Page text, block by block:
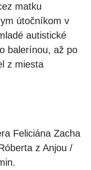
matku
útočníkom v
autistické
balerínou, až po
z miesta
Feliciána Zacha
z Anjou /